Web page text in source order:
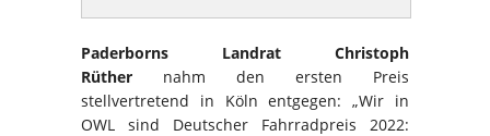
Paderborns Landrat Christoph
Rüther nahm den ersten Preis
stellvertretend in Köln entgegen: „Wir in
OWL sind Deutscher Fahrradpreis 2022: